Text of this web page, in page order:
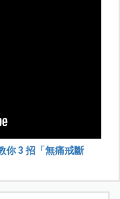
你 3 招「無痛戒斷